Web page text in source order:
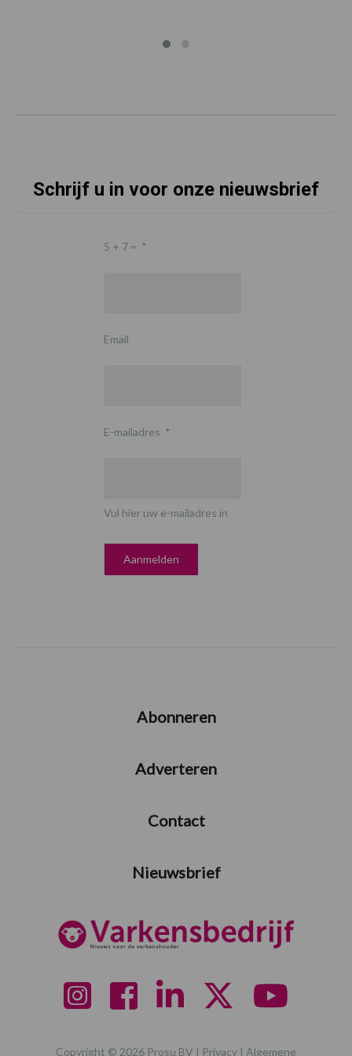
Schrijf u in voor onze nieuwsbrief
5 + 7 = *
Email
E-mailadres *
Vul hier uw e-mailadres in
Abonneren
Adverteren
Contact
Nieuwsbrief
Copyright © 2026 Prosu BV | Privacy | Algemene